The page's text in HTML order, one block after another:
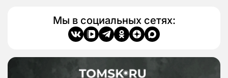
Мы в социальных сетях: